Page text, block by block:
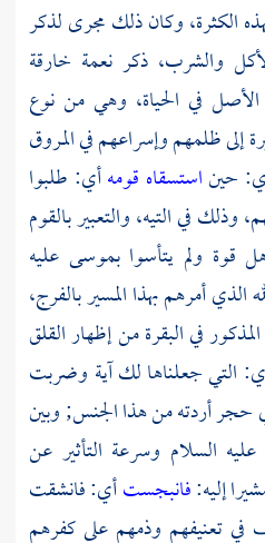
الكثرة، وكان ذلك مجرى لذكر
والشرب، ذكر نعمة خارقة
الأصل في الحياة، وهي من نوع
ظلمهم وإسراعهم في المروق
حيناستسقاه قومهأي: طلبوا
وذلك في التيه، والتعبير بالقوم
قوة ولم يتأسوابموسى عليه
الذي أمرهم بهذا المسير بالفرج،
في البقرة من إظهار القلق
التي جعلناها لك آية وضربت
أردته من هذا الجنس; وبين
عليه السلام وسرعة التأثير عن
إليه:فانبجستأي: فانشقت
تعنيفهم وذمهم على كفرهم